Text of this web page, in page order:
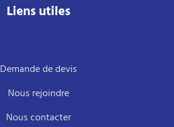
Liens utiles
Demande de devis
Nous rejoindre
Nous contacter